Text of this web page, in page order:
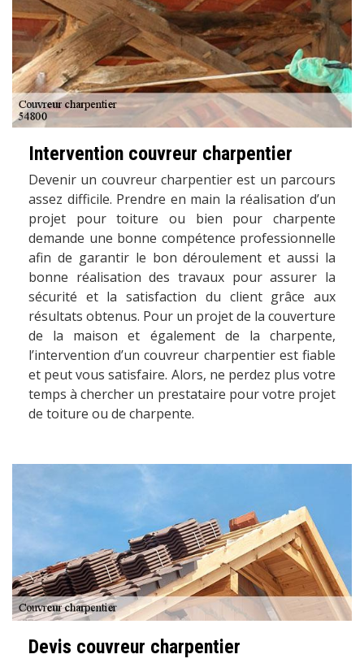
Intervention couvreur charpentier
Devenir un couvreur charpentier est un parcours
assez difficile. Prendre en main la réalisation d’un
projet pour toiture ou bien pour charpente
demande une bonne compétence professionnelle
afin de garantir le bon déroulement et aussi la
bonne réalisation des travaux pour assurer la
sécurité et la satisfaction du client grâce aux
résultats obtenus. Pour un projet de la couverture
de la maison et également de la charpente,
l’intervention d’un couvreur charpentier est fiable
et peut vous satisfaire. Alors, ne perdez plus votre
temps à chercher un prestataire pour votre projet
de toiture ou de charpente.
Devis couvreur charpentier